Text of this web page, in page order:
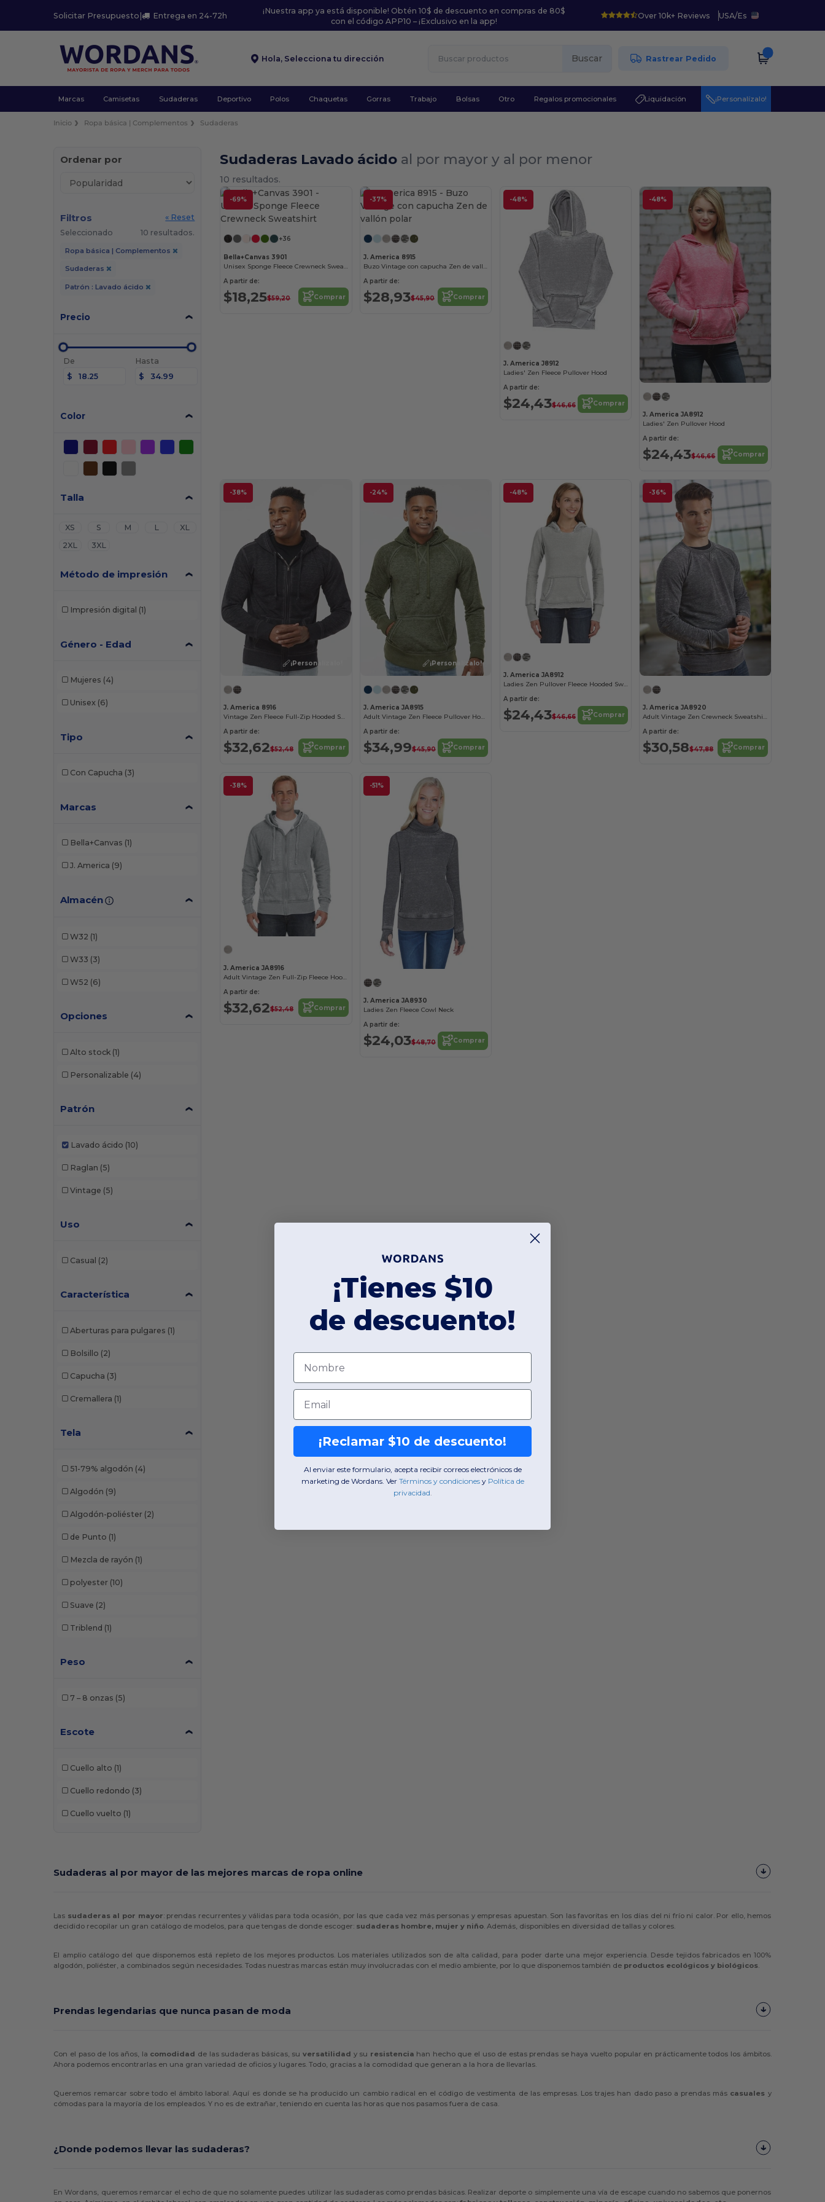
Solicitar Presupuesto | Entrega en 24-72h
¡Nuestra app ya está disponible! Obtén 10$ de descuento en compras de 80$
con el código APP10 – ¡Exclusivo en la app!
Over 10k+ Reviews USA/Es
Hola, Selecciona tu dirección Buscar Rastrear Pedido
Marcas Camisetas Sudaderas Deportivo Polos Chaquetas Gorras Trabajo Bolsas Otro Regalos promocionales Liquidación ¡Personalízalo!
Inicio Ropa básica | Complementos Sudaderas
Ordenar por
Filtros
« Reset
Seleccionado
10 resultados.
Ropa básica | Complementos
Sudaderas
Patrón : Lavado ácido
Precio
De
$
Hasta
$
Color
Talla
XS S M L
XL
2XL
3XL
Método de impresión
Impresión digital (1)
Género - Edad
Mujeres (4)
Unisex (6)
Tipo
Con Capucha (3)
Marcas
Bella+Canvas (1)
J. America (9)
Almacén
W32 (1)
W33 (3)
W52 (6)
Opciones
Alto stock (1)
Personalizable (4)
Patrón
Lavado ácido (10)
Raglan (5)
Vintage (5)
Uso
Casual (2)
Característica
Aberturas para pulgares (1)
Bolsillo (2)
Capucha (3)
Cremallera (1)
Tela
51-79% algodón (4)
Algodón (9)
Algodón-poliéster (2)
de Punto (1)
Mezcla de rayón (1)
polyester (10)
Suave (2)
Triblend (1)
Peso
7 – 8 onzas (5)
Escote
Cuello alto (1)
Cuello redondo (3)
Cuello vuelto (1)
Sudaderas Lavado ácido al por mayor y al por menor
10 resultados.
-69%
+36
Bella+Canvas 3901
Unisex Sponge Fleece Crewneck Sweatshirt
A partir de:
$18,25$59,20 Comprar
-37%
J. America 8915
Buzo Vintage con capucha Zen de vallón polar
A partir de:
$28,93$45,90 Comprar
-48%
J. America J8912
Ladies' Zen Fleece Pullover Hood
A partir de:
$24,43$46,66 Comprar
-48%
J. America JA8912
Ladies' Zen Pullover Hood
A partir de:
$24,43$46,66 Comprar
-38%
¡Personalízalo!
J. America 8916
Vintage Zen Fleece Full-Zip Hooded Sweatshirt
A partir de:
$32,62$52,48 Comprar
-24%
¡Personalízalo!
J. America JA8915
Adult Vintage Zen Fleece Pullover Hooded Sweatshirt
A partir de:
$34,99$45,90 Comprar
-48%
J. America JA8912
Ladies Zen Pullover Fleece Hooded Sweatshirt
A partir de:
$24,43$46,66 Comprar
-36%
J. America JA8920
Adult Vintage Zen Crewneck Sweatshirt
A partir de:
$30,58$47,88 Comprar
-38%
J. America JA8916
Adult Vintage Zen Full-Zip Fleece Hooded Sweatshirt
A partir de:
$32,62$52,48 Comprar
-51%
J. America JA8930
Ladies Zen Fleece Cowl Neck
A partir de:
$24,03$48,70 Comprar
Sudaderas al por mayor de las mejores marcas de ropa online
Las sudaderas al por mayor: prendas recurrentes y válidas para toda ocasión, por las que cada vez más personas y empresas apuestan. Son las favoritas en los días del ni frío ni calor. Por ello, hemos
decidido recopilar un gran catálogo de modelos, para que tengas de donde escoger: sudaderas hombre, mujer y niño. Además, disponibles en diversidad de tallas y colores.
El amplio catálogo del que disponemos está repleto de los mejores productos. Los materiales utilizados son de alta calidad, para poder darte una mejor experiencia. Desde tejidos fabricados en 100%
algodón, poliéster, a combinados según necesidades. Todas nuestras marcas están muy involucradas con el medio ambiente, por lo que disponemos también de productos ecológicos y biológicos.
Prendas legendarias que nunca pasan de moda
Con el paso de los años, la comodidad de las sudaderas básicas, su versatilidad y su resistencia han hecho que el uso de estas prendas se haya vuelto popular en prácticamente todos los ámbitos.
Ahora podemos encontrarlas en una gran variedad de oficios y lugares. Todo, gracias a la comodidad que generan a la hora de llevarlas.
Queremos remarcar sobre todo el ámbito laboral. Aquí es donde se ha producido un cambio radical en el código de vestimenta de las empresas. Los trajes han dado paso a prendas más casuales y
cómodas para la mayoría de los empleados. Y no es de extrañar, teniendo en cuenta las horas que nos pasamos fuera de casa.
¿Donde podemos llevar las sudaderas?
En Wordans, queremos remarcar el echo de que no solamente puedes utilizar las sudaderas como prendas básicas. Realizar deporte o simplemente una vía de escape cuando no sabemos que ponernos
¡Tienes $10
de descuento!
Nombre
Email
¡Reclamar $10 de descuento!
Al enviar este formulario, acepta recibir correos electrónicos de
marketing de Wordans. Ver​ Términos y condiciones​ y​ Política de
privacidad.